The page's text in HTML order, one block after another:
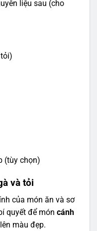
liệu sau (cho
(tùy chọn)
và tỏi
của món ăn và sơ
quyết để món cánh
màu đẹp.